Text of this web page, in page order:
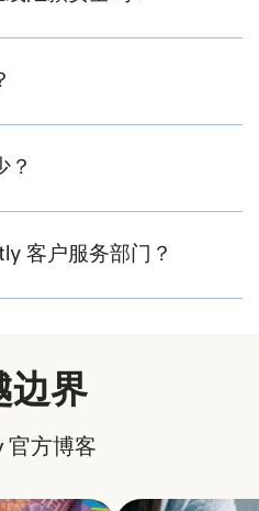
？
客户服务部门？
边界
官方博客